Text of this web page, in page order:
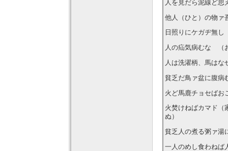
人を見だら泥線ど
他人（ひと）の物
日照りにケガヂ無
人の疝気病むな （
人は洗濯柄、馬はな
貧乏だ鳥ァ盆に腹
火ど馬鹿チョセば
火焚けねばカマド
ぬ）
貧乏人の煮る粥ァ
一人のめし食わね